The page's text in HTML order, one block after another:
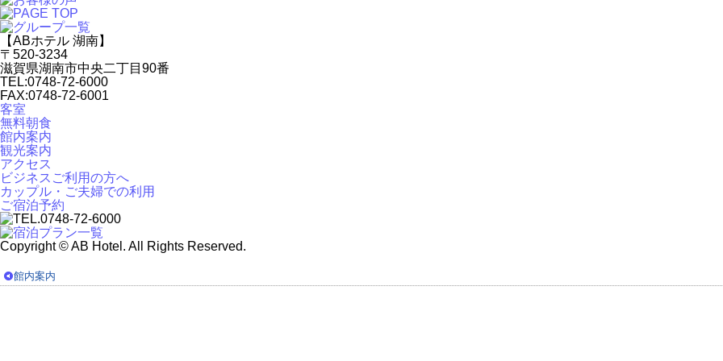
【ABホテル 湖南】
〒520-3234
滋賀県湖南市中央二丁目90番
TEL:0748-72-6000
FAX:0748-72-6001
客室
無料朝食
館内案内
観光案内
アクセス
ビジネスご利用の方へ
カップル・ご夫婦での利用
ご宿泊予約
Copyright © AB Hotel. All Rights Reserved.
館内案内